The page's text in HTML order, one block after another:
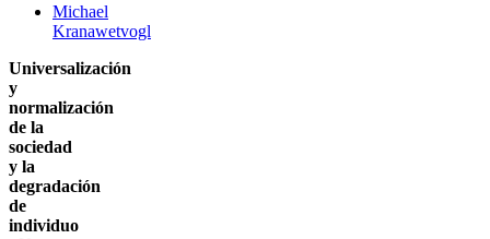
Michael
Kranawetvogl
Universalización
y
normalización
de la
sociedad
y la
degradación
de
individuo